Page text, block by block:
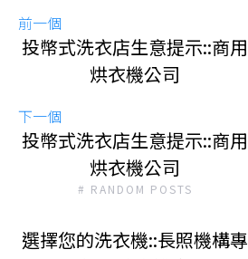
前一個
投幣式洗衣店生意提示::商用
烘衣機公司
下一個
投幣式洗衣店生意提示::商用
烘衣機公司
# RANDOM POSTS
選擇您的洗衣機::長照機構專